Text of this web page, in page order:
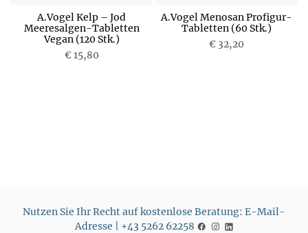
A.Vogel Kelp – Jod
Meeresalgen-Tabletten
Vegan (120 Stk.)
€ 15,80
A.Vogel Menosan Profigur-
Tabletten (60 Stk.)
€ 32,20
P
Nutzen Sie Ihr Recht auf kostenlose Beratung: E-Mail-
Adresse | +43 5262 62258